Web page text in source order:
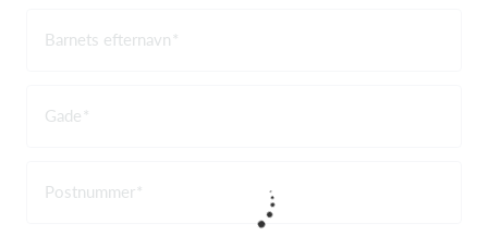
Barnets efternavn
Gade
Postnummer